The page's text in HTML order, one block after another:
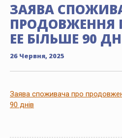
ЗАЯВА
ПРОДОВЖЕННЯ
ЕЕ БІЛЬШЕ 90
26 Червня, 2025
Заява споживача про
90 днів